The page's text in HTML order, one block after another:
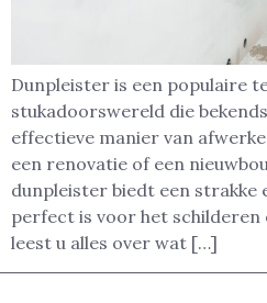
Dunpleister is een populaire
stukadoorswereld die
effectieve manier van
een renovatie of een
dunpleister biedt een strakke
perfect is voor het schilderen
leest u alles over wat […]